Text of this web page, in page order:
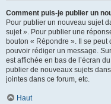
Comment puis-je publier un
Pour publier un nouveau sujet
sujet ». Pour publier une
bouton « Répondre ». Il se peut
pouvoir rédiger un message.
est affichée en bas de l’écran
publier de nouveaux sujets
jointes dans ce forum, etc.
Haut